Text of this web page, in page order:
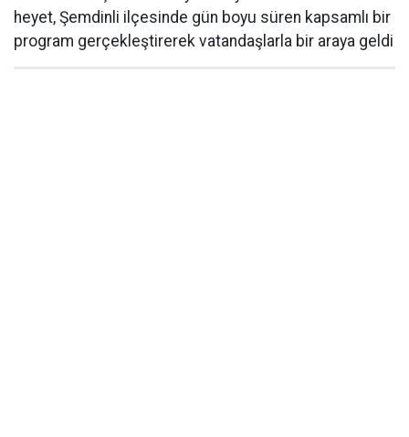
heyet, Şemdinli ilçesinde gün boyu süren kapsamlı bir
program gerçekleştirerek vatandaşlarla bir araya geldi